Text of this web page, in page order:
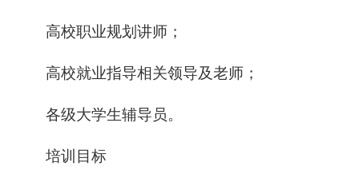
高校职业规划讲师；
高校就业指导相关领导及老师；
各级大学生辅导员。
培训目标